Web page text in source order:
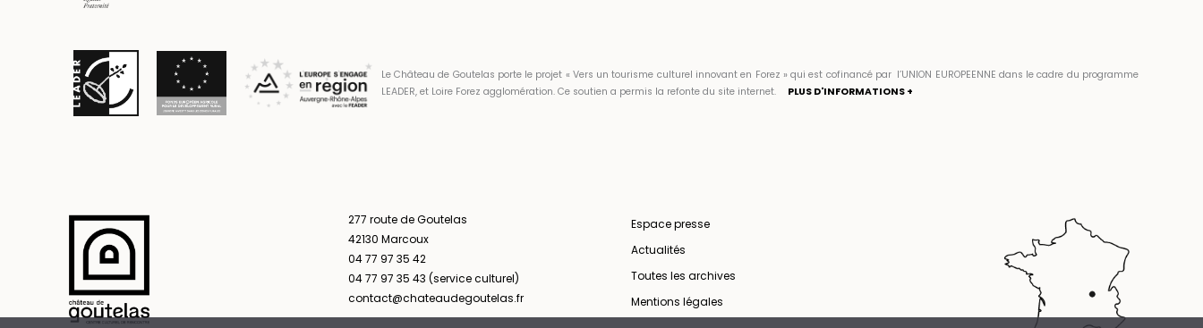
Le Château de Goutelas porte le projet « Vers un tourisme culturel innovant en Forez » qui est cofinancé par l’UNION EUROPEENNE dans le cadre du programme
LEADER, et Loire Forez agglomération. Ce soutien a permis la refonte du site internet.
PLUS D'INFORMATIONS +
277 route de Goutelas
42130 Marcoux
04 77 97 35 42
04 77 97 35 43 (service culturel)
contact@chateaudegoutelas.fr
Espace presse
Actualités
Toutes les archives
Mentions légales